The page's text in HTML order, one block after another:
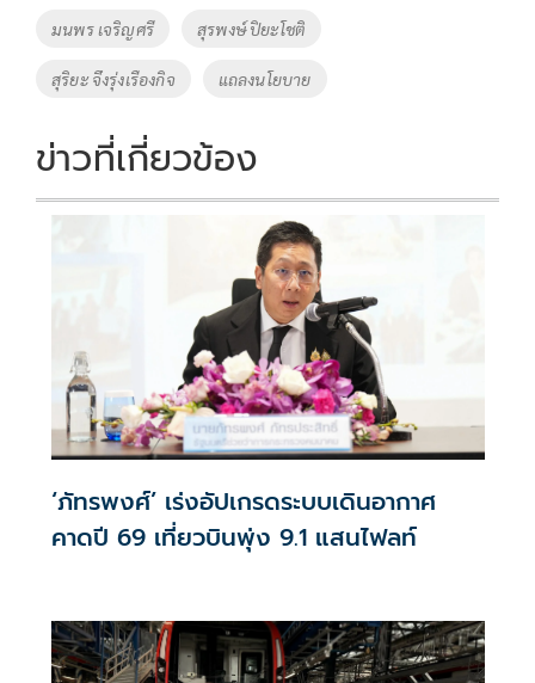
k
มนพร เจริญศรี สุรพงษ์ ปิยะโชติ
สุริยะ จึงรุ่งเรืองกิจ แถลงนโยบาย
ข่าวที่เกี่ยวข้อง
‘ภัทรพงศ์’ เร่งอัปเกรดระบบเดินอากาศ
คาดปี 69 เที่ยวบินพุ่ง 9.1 แสนไฟลท์